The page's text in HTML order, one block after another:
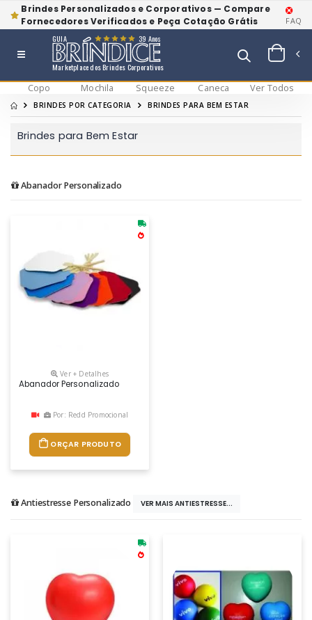
Brindes Personalizados e Corporativos — Compare
Fornecedores Verificados e Peça Cotação Grátis
FAQ
Marketplace dos Brindes Corporativos
GUIA 39 Anos
Copo Mochila Squeeze Caneca Ver Todos
BRINDES POR CATEGORIA BRINDES PARA BEM ESTAR
Brindes para Bem Estar
Abanador Personalizado
Ver + Detalhes
Abanador Personalizado
Por: Redd Promocional
ORÇAR PRODUTO
Antiestresse Personalizado VER MAIS ANTIESTRESSE...